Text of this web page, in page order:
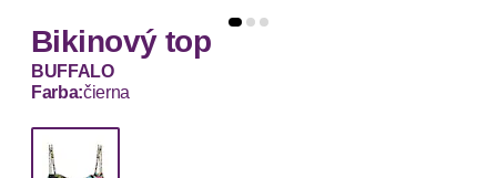
Bikinový top
BUFFALO
Farba:čierna